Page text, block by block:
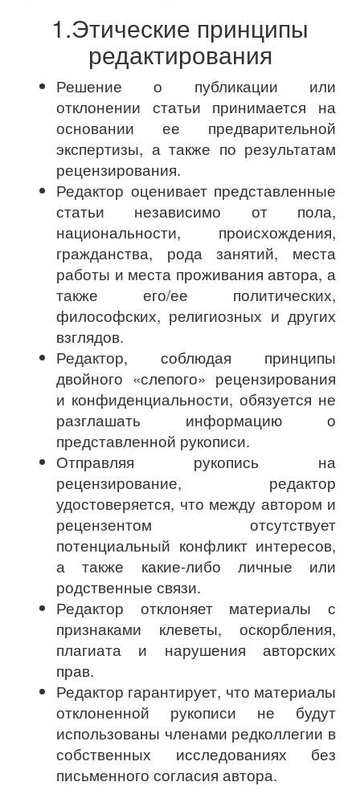
1.Этические принципы
редактирования
Решение о публикации или
отклонении статьи принимается на
основании ее предварительной
экспертизы, а также по результатам
рецензирования.
Редактор оценивает представленные
статьи независимо от пола,
национальности, происхождения,
гражданства, рода занятий, места
работы и места проживания автора, а
также его/ее политических,
философских, религиозных и других
взглядов.
Редактор, соблюдая принципы
двойного «слепого» рецензирования
и конфиденциальности, обязуется не
разглашать информацию о
представленной рукописи.
Отправляя рукопись на
рецензирование, редактор
удостоверяется, что между автором и
рецензентом отсутствует
потенциальный конфликт интересов,
а также какие-либо личные или
родственные связи.
Редактор отклоняет материалы с
признаками клеветы, оскорбления,
плагиата и нарушения авторских
прав.
Редактор гарантирует, что материалы
отклоненной рукописи не будут
использованы членами редколлегии в
собственных исследованиях без
письменного согласия автора.